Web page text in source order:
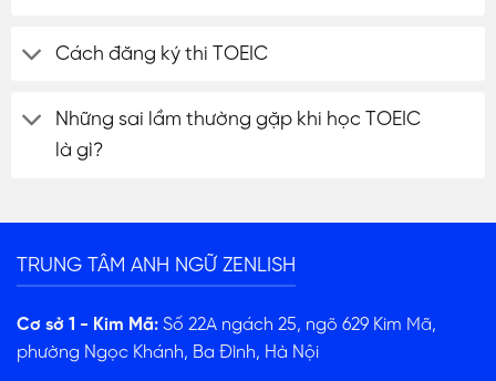
Cách đăng ký thi TOEIC
Những sai lầm thường gặp khi học TOEIC
là gì?
TRUNG TÂM ANH NGỮ ZENLISH
Cơ sở 1 - Kim Mã: Số 22A ngách 25, ngõ 629 Kim Mã,
phường Ngọc Khánh, Ba Đình, Hà Nội